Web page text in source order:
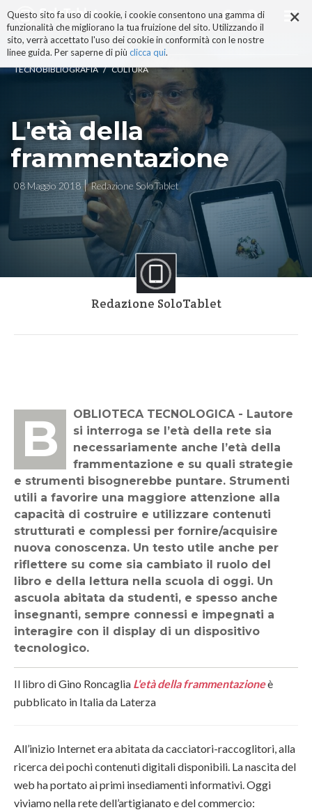
×
Questo sito fa uso di cookie, i cookie consentono una gamma di
funzionalità che migliorano la tua fruizione del sito. Utilizzando il
sito, verrà accettato l'uso dei cookie in conformità con le nostre
linee guida. Per saperne di più clicca qui.
ai
contenuti.
|
alla
navigazione
TECNOBIBLIOGRAFIA / CULTURA
L'età della
frammentazione
08 Maggio 2018 Redazione SoloTablet
Redazione SoloTablet
BOBLIOTECA TECNOLOGICA - Lautore
si interroga se l’età della rete sia
necessariamente anche l’età della
frammentazione e su quali strategie
e strumenti bisognerebbe puntare. Strumenti
utili a favorire una maggiore attenzione alla
capacità di costruire e utilizzare contenuti
strutturati e complessi per fornire/acquisire
nuova conoscenza. Un testo utile anche per
riflettere su come sia cambiato il ruolo del
libro e della lettura nella scuola di oggi. Un
ascuola abitata da studenti, e spesso anche
insegnanti, sempre connessi e impegnati a
interagire con il display di un dispositivo
tecnologico.
Il libro di Gino Roncaglia L'età della frammentazioneè
pubblicato in Italia da Laterza
All’inizio Internet era abitata da cacciatori-raccoglitori, alla
ricerca dei pochi contenuti digitali disponibili. La nascita del
web ha portato ai primi insediamenti informativi. Oggi
viviamo nella rete dell’artigianato e del commercio: